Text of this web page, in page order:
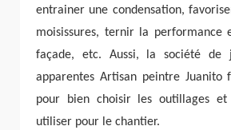
entrainer une condensation,
moisissures, ternir la performance
façade, etc. Aussi, la société de
apparentes Artisan peintre Juanito
pour bien choisir les outillages
utiliser pour le chantier.